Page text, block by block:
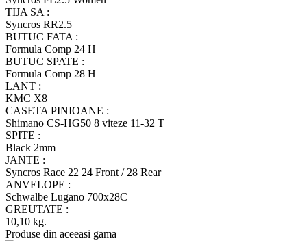
TIJA SA :
Syncros RR2.5
BUTUC FATA :
Formula Comp 24 H
BUTUC SPATE :
Formula Comp 28 H
LANT :
KMC X8
CASETA PINIOANE :
Shimano CS-HG50 8 viteze 11-32 T
SPITE :
Black 2mm
JANTE :
Syncros Race 22 24 Front / 28 Rear
ANVELOPE :
Schwalbe Lugano 700x28C
GREUTATE :
10,10 kg.
Produse din aceeasi gama